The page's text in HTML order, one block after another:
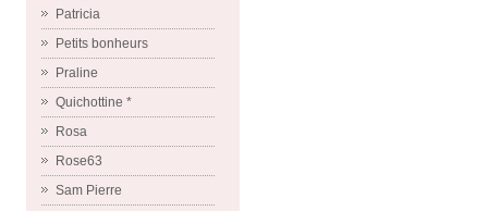
Patricia
Petits bonheurs
Praline
Quichottine *
Rosa
Rose63
Sam Pierre